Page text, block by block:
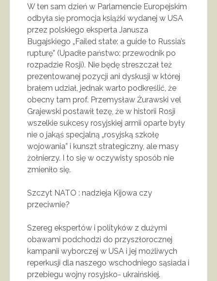
W ten sam dzień w Parlamencie Europejskim
odbyła się promocja książki wydanej w USA
przez polskiego eksperta Janusza
Bugajskiego „Failed state: a guide to Russia’s
rupturę” (Upadłe państwo: przewodnik po
rozpadzie Rosji). Nie będę streszczał też
prezentowanej pozycji ani dyskusji w której
brałem udział, jednak warto podkreślić, że
obecny tam prof. Przemysław Żurawski vel
Grajewski postawił tezę, że w historii Rosji
wszelkie sukcesy rosyjskiej armii oparte były
nie o jakąś specjalną „rosyjską szkołę
wojowania” i kunszt strategiczny, ale masy
żołnierzy. I to się w oczywisty sposób nie
zmieniło się.
Szczyt NATO : nadzieja Kijowa czy
przeciwnie?
Szereg ekspertów i polityków z dużymi
obawami podchodzi do przyszłorocznej
kampanii wyborczej w USA i jej możliwych
reperkusji dla naszego wschodniego sąsiada i
przebiegu wojny rosyjsko- ukraińskiej.